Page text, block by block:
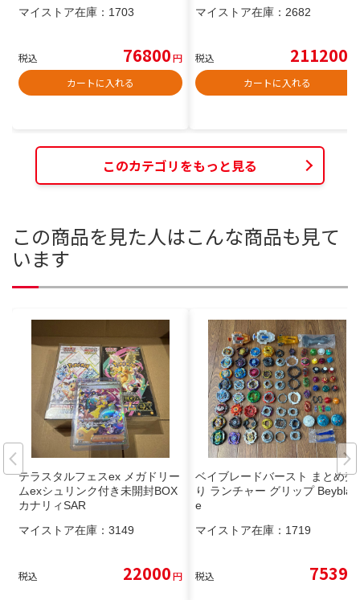
マイストア在庫： 1703
税込 76800円
カートに入れる
マイストア在庫： 2682
税込 211200
カートに入れる
このカテゴリをもっと見る
この商品を見た人はこんな商品も見て
います
テラスタルフェスex メガドリー
ムexシュリンク付き未開封BOX
カナリィSAR
マイストア在庫： 3149
税込 22000円
ベイブレードバースト まとめ売
り ランチャー グリップ Beyblad
e
マイストア在庫： 1719
税込 7539